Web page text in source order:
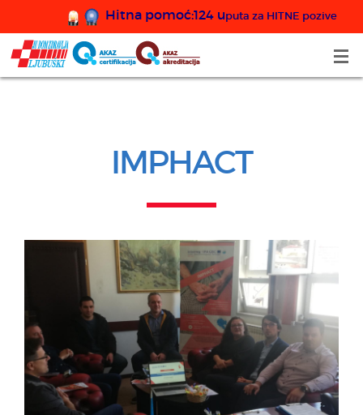
Hitna pomoć:124 uputa za HITNE pozive
IMPHACT